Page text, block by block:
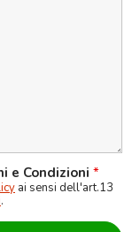
e Condizioni *
ai sensi dell'art.13
.